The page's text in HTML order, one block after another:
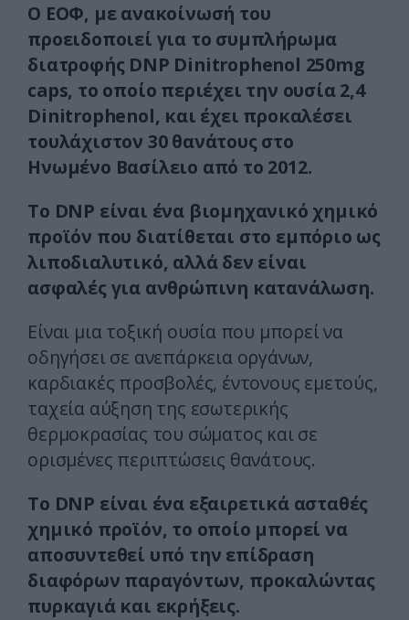
Ο ΕΟΦ, με ανακοίνωσή του
προειδοποιεί για το συμπλήρωμα
διατροφής DNP Dinitrophenol 250mg
caps, το οποίο περιέχει την ουσία 2,4
Dinitrophenol, και έχει προκαλέσει
τουλάχιστον 30 θανάτους στο
Ηνωμένο Βασίλειο από το 2012.
Το DNP είναι ένα βιομηχανικό χημικό
προϊόν που διατίθεται στο εμπόριο ως
λιποδιαλυτικό, αλλά δεν είναι
ασφαλές για ανθρώπινη κατανάλωση.
Είναι μια τοξική ουσία που μπορεί να
οδηγήσει σε ανεπάρκεια οργάνων,
καρδιακές προσβολές, έντονους εμετούς,
ταχεία αύξηση της εσωτερικής
θερμοκρασίας του σώματος και σε
ορισμένες περιπτώσεις θανάτους.
Το DNP είναι ένα εξαιρετικά ασταθές
χημικό προϊόν, το οποίο μπορεί να
αποσυντεθεί υπό την επίδραση
διαφόρων παραγόντων, προκαλώντας
πυρκαγιά και εκρήξεις.